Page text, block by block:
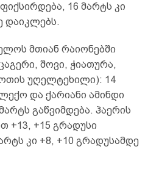
16 მარტს კი
დაიკლებს.
მთიან რაიონებში
შოვი, ჭიათურა,
უღელტეხილი): 14
და ქარიანი ამინდი
გაწვიმდება. ჰაერის
+13, +15 გრადუსი
კი +8, +10 გრადუსამდე